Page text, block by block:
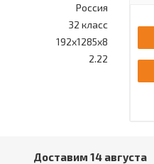
Россия
32 класс
192x1285x8
2.22
Доставим 14 августа